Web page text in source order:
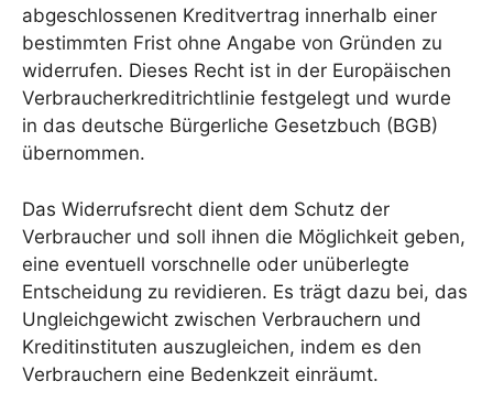
abgeschlossenen Kreditvertrag innerhalb einer
bestimmten Frist ohne Angabe von Gründen zu
widerrufen. Dieses Recht ist in der Europäischen
Verbraucherkreditrichtlinie festgelegt und wurde
in das deutsche Bürgerliche Gesetzbuch (BGB)
übernommen.
Das Widerrufsrecht dient dem Schutz der
Verbraucher und soll ihnen die Möglichkeit geben,
eine eventuell vorschnelle oder unüberlegte
Entscheidung zu revidieren. Es trägt dazu bei, das
Ungleichgewicht zwischen Verbrauchern und
Kreditinstituten auszugleichen, indem es den
Verbrauchern eine Bedenkzeit einräumt.